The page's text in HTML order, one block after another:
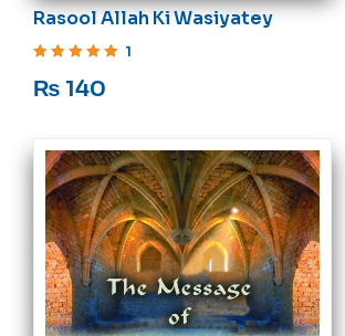
Rasool Allah Ki Wasiyatey
1
₨ 140